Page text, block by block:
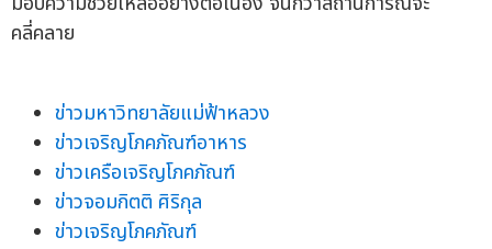
คลี่คลาย
ข่าวมหาวิทยาลัยแม่ฟ้าหลวง
ข่าวเจริญโภคภัณฑ์อาหาร
ข่าวเครือเจริญโภคภัณฑ์
ข่าวจอมกิตติ ศิริกุล
ข่าวเจริญโภคภัณฑ์